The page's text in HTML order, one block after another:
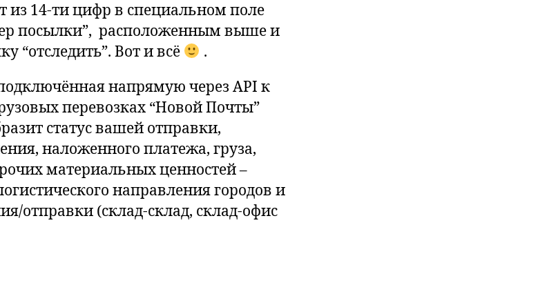
из 14-ти цифр в специальном поле
посылки”, расположенным выше и
“отследить”. Вот и всё
.
напрямую через API к
перевозках “Новой Почты”
статус вашей отправки,
наложенного платежа, груза,
материальных ценностей –
направления городов и
отправки (склад-склад, склад-офис